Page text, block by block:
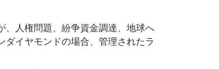
、人権問題、紛争資金調達、地球へ
イヤモンドの場合、管理されたラ